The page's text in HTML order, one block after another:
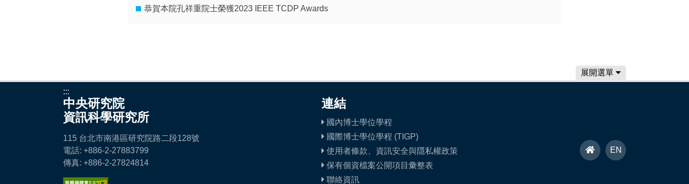
恭賀本院孔祥重院士榮獲2023 IEEE TCDP Awards
展開選單
:::
中央研究院
資訊科學研究所
115 台北市南港區研究院路二段128號
電話: +886-2-27883799
傳真: +886-2-27824814
連結
國內博士學位學程
國際博士學位學程 (TIGP)
使用者條款、資訊安全與隱私權政策
保有個資檔案公開項目彙整表
聯絡資訊
首 EN